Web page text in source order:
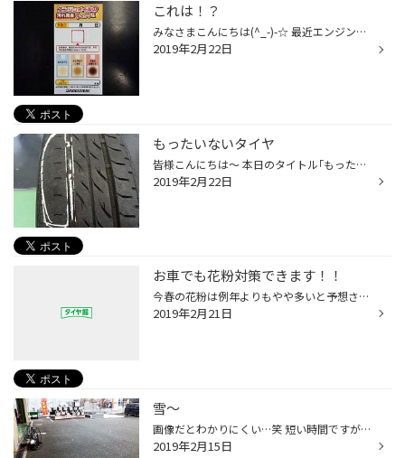
これは！？
みなさまこんにちは(^_-)-☆ 最近エンジンオイルの交換をしてますか～(?_?) タイヤ館での点検はこのシートを使ってます(^_-)-☆ 汚れが分かりやすいですね～(^_^)/ いつかえたっけ！？ 点検だけでももちろんＯＫ(^_-)-☆ お気軽にスタッフまで！
2019年2月22日
もったいないタイヤ
皆様こんにちは～ 本日のタイトル｢もったいない｣！ 下記の画像は走行距離９９８２ 多少の片べり＆空気圧不足！ 左側→溝無し 右側→溝有り！（アライメントが外れてるかも） 空気圧も少なくなっていました！空気圧は月に少なくても１回は点検しましょう～！ でも…面倒ですよね！ そんなお客様におすす...
2019年2月22日
お車でも花粉対策できます！！
今春の花粉は例年よりもやや多いと予想されます。 2月中旬から花粉シーズン到来！ 関東のピークは３月上旬～４月上旬で、多く飛ぶ期間が長いと見込まれています。 エアコンフィルターで花粉対策 交換目安は約1年！！ 花粉で辛くなるこの時期に交換しましょう。 花粉やホコリの侵入をブロックーーー|дﾟ)
2019年2月21日
雪～
画像だとわかりにくい…笑 短い時間ですが本当凄かったんですよ～！ スタッドレス履いていたから良かった～！！ 皆さんも冬道は凍結路面とか有りますのでスタッドレスタイヤに履き替えて 安心ドライブをおすすめ致します。
2019年2月15日